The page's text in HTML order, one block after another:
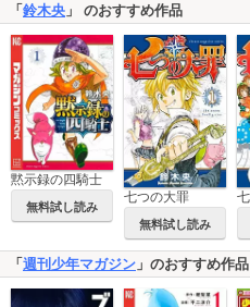
「 鈴木央 」 のおすすめ作品
黙示録の四騎士
無料試し読み
七つの大罪
無料試し読み
「 週刊少年マガジン 」のおすすめ作品